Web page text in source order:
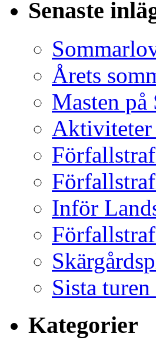
Senaste
Årets
Masten på
Aktiviteter
Inför
Sista
Kategorier